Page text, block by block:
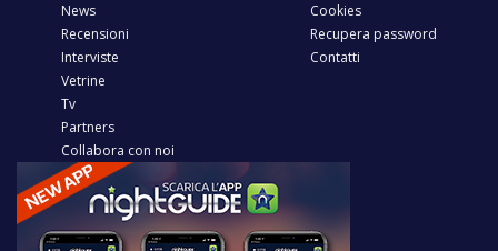
News
Recensioni
Interviste
Vetrine
Tv
Partners
Collabora con noi
Cookies
Recupera password
Contatti